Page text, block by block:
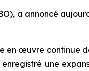
a annoncé
en œuvre continue
une